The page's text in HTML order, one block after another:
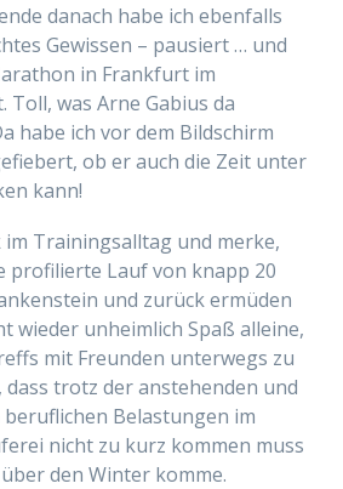
danach habe ich ebenfalls
Gewissen – pausiert … und
in Frankfurt im
Toll, was Arne Gabius da
habe ich vor dem Bildschirm
ob er auch die Zeit unter
kann!
im Trainingsalltag und merke,
profilierte Lauf von knapp 20
und zurück ermüden
wieder unheimlich Spaß alleine,
mit Freunden unterwegs zu
dass trotz der anstehenden und
Belastungen im
nicht zu kurz kommen muss
den Winter komme.